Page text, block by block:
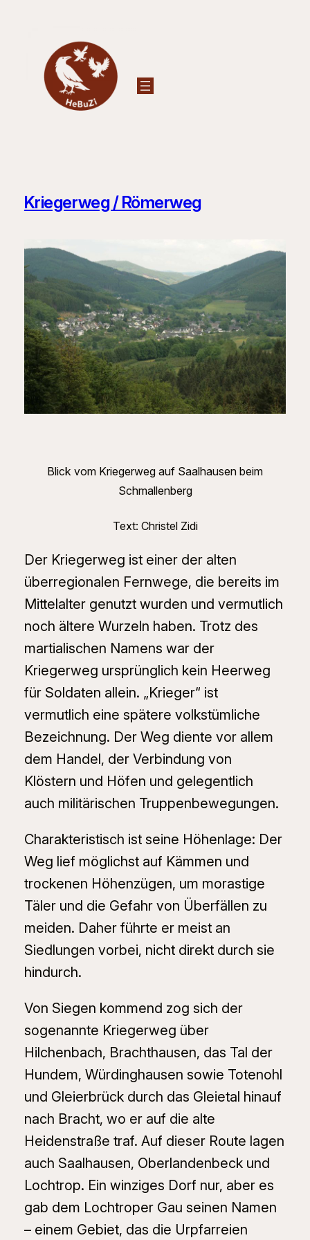
Kriegerweg / Römerweg
Blick vom Kriegerweg auf Saalhausen beim
Schmallenberg
Text: Christel Zidi
Der Kriegerweg ist einer der alten
überregionalen Fernwege, die bereits im
Mittelalter genutzt wurden und vermutlich
noch ältere Wurzeln haben. Trotz des
martialischen Namens war der
Kriegerweg ursprünglich kein Heerweg
für Soldaten allein. „Krieger“ ist
vermutlich eine spätere volkstümliche
Bezeichnung. Der Weg diente vor allem
dem Handel, der Verbindung von
Klöstern und Höfen und gelegentlich
auch militärischen Truppenbewegungen.
Charakteristisch ist seine Höhenlage: Der
Weg lief möglichst auf Kämmen und
trockenen Höhenzügen, um morastige
Täler und die Gefahr von Überfällen zu
meiden. Daher führte er meist an
Siedlungen vorbei, nicht direkt durch sie
hindurch.
Von Siegen kommend zog sich der
sogenannte Kriegerweg über
Hilchenbach, Brachthausen, das Tal der
Hundem, Würdinghausen sowie Totenohl
und Gleierbrück durch das Gleietal hinauf
nach Bracht, wo er auf die alte
Heidenstraße traf. Auf dieser Route lagen
auch Saalhausen, Oberlandenbeck und
Lochtrop. Ein winziges Dorf nur, aber es
gab dem Lochtroper Gau seinen Namen
– einem Gebiet, das die Urpfarreien